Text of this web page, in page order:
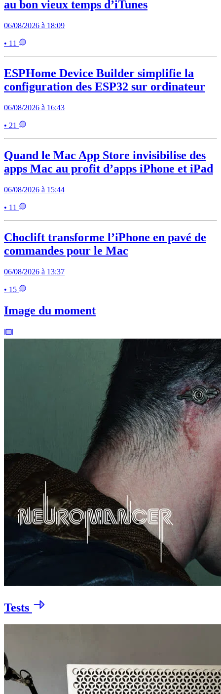
au bon vieux temps d’iTunes
06/08/2026 à 18:09
• 11
ESPHome Device Builder simplifie la
configuration des ESP32 sur ordinateur
06/08/2026 à 16:43
• 21
Quand le Mac App Store invisibilise des
apps Mac au profit d’apps iPhone et iPad
06/08/2026 à 15:44
• 11
Choclift transforme l’iPhone en pavé de
commandes pour le Mac
06/08/2026 à 13:37
• 15
Image du moment
Tests